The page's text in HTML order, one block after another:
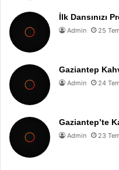
İlk Dansınızı
Admin 25
Gaziantep
Admin 24
Gaziantep’te
Admin 23